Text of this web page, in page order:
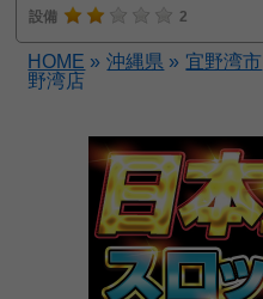
設備
2
HOME » 沖縄県 » 宜野湾市
野湾店